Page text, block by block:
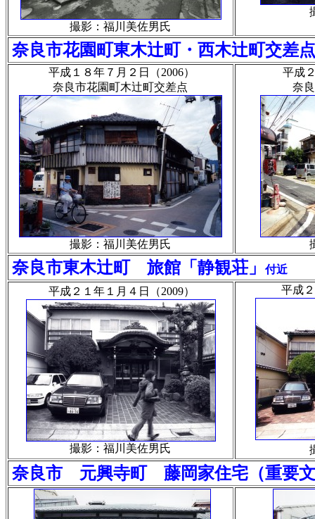
撮影：福川美佐男氏
奈良市花園町東木辻町・西木辻町交差点
平成１８年７月２日（2006）
奈良市花園町木辻町交差点
撮影：福川美佐男氏
平成
奈
奈良市東木辻町 旅館「静観荘」
付近
平成２１年１月４日（2009）
撮影：福川美佐男氏
平成
奈良市 元興寺町 藤岡家住宅（重要